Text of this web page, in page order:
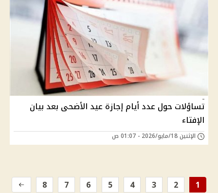
تساؤلات حول عدد أيام إجازة عيد الأضحى بعد بيان
الإفتاء
الإثنين 18/مايو/2026 - 01:07 ص
1
2
3
4
5
6
7
8